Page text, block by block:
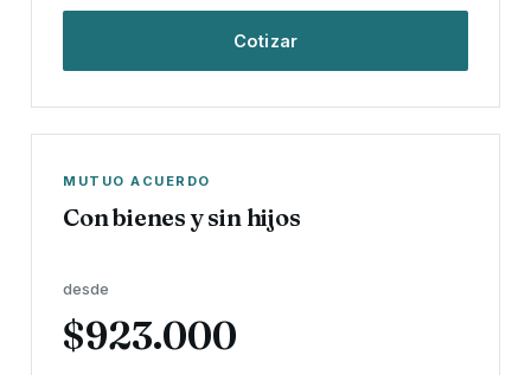
Cotizar
MUTUO ACUERDO
Con bienes y sin hijos
desde
$923.000